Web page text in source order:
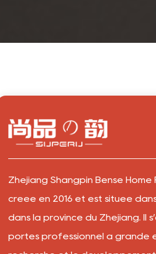
Zhejiang Shangpin Bense Home
créée en 2016 et est située
dans la province du Zhejiang. Il
portes professionnel à grande